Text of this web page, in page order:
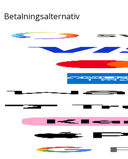
Betalningsalternativ